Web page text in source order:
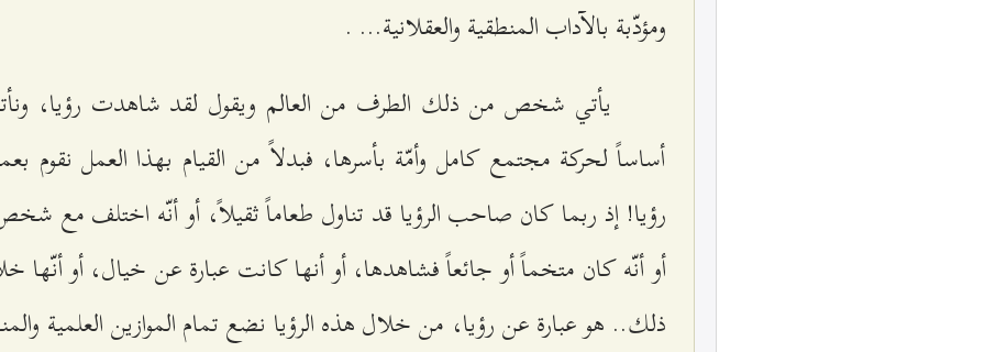
ومؤدّبة بالآداب المنطقية والعقلانية... .
يأتي شخص من ذلك الطرف من العالم ويقول لقد شاهدت رؤيا،
أساساً لحركة مجتمع كامل وأمّة بأسرها، فبدلاً من القيام بهذا العمل نقوم
رؤيا! إذ ربما كان صاحب الرؤيا قد تناول طعاماً ثقيلاً، أو أنّه اختلف مع
أو أنّه كان متخماً أو جائعاً فشاهدها، أو أنها كانت عبارة عن خيال، أو أنّها
ذلك.. هو عبارة عن رؤيا، من خلال هذه الرؤيا نضع تمام الموازين العلمية